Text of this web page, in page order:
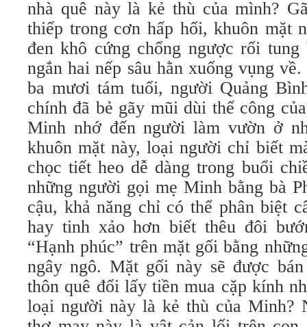
nhà quê này là kẻ thù của mình?
thiếp trong cơn hấp hối, khuôn mặt
đen khô cứng chổng ngược rối
ngắn hai nếp sâu hằn xuống vụng
ba mươi tám tuổi, người Quảng
chính đã bẻ gãy mũi dùi thế công
Minh nhớ đến người làm vườn ở
khuôn mặt này, loại người chỉ biết
chọc tiết heo dễ dàng trong buổi
những người gọi mẹ Minh bằng bà
cậu, khả năng chỉ có thể phân biệt
hay tinh xảo hơn biết thêu đôi
“Hạnh phúc” trên mặt gối bằng
ngây ngô. Mặt gối này sẽ được
thôn quê đổi lấy tiền mua cặp kính
loại người này là kẻ thù của Minh?